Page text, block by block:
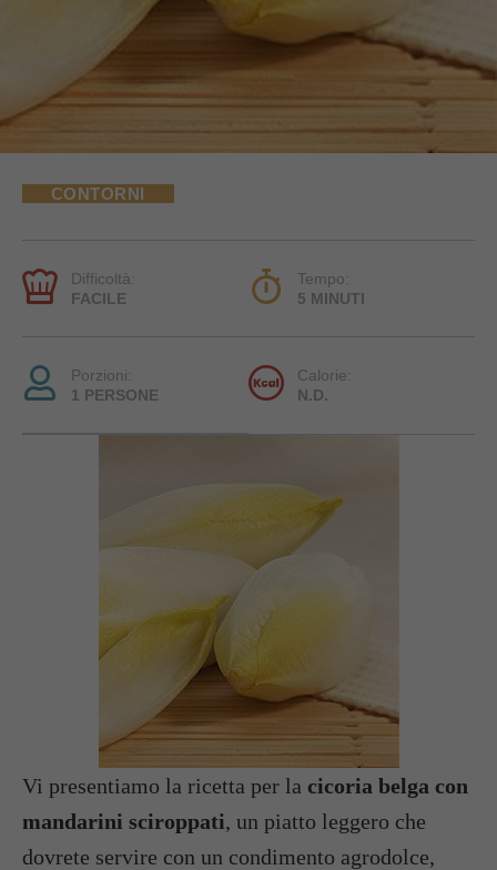
CONTORNI
Difficoltà:
FACILE
Tempo:
5 MINUTI
Porzioni:
1 PERSONE
Calorie:
N.D.
Vi presentiamo la ricetta per la cicoria belga con
mandarini sciroppati, un piatto leggero che
dovrete servire con un condimento agrodolce,